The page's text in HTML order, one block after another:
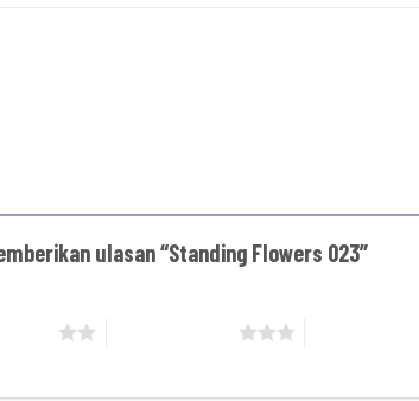
ulasan “Standing Flowers 023”